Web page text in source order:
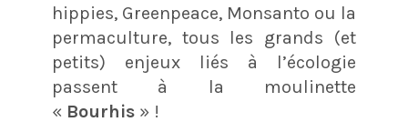
hippies, Greenpeace, Monsanto ou la
permaculture, tous les grands (et
petits) enjeux liés à l’écologie
passent à la moulinette
« Bourhis » !